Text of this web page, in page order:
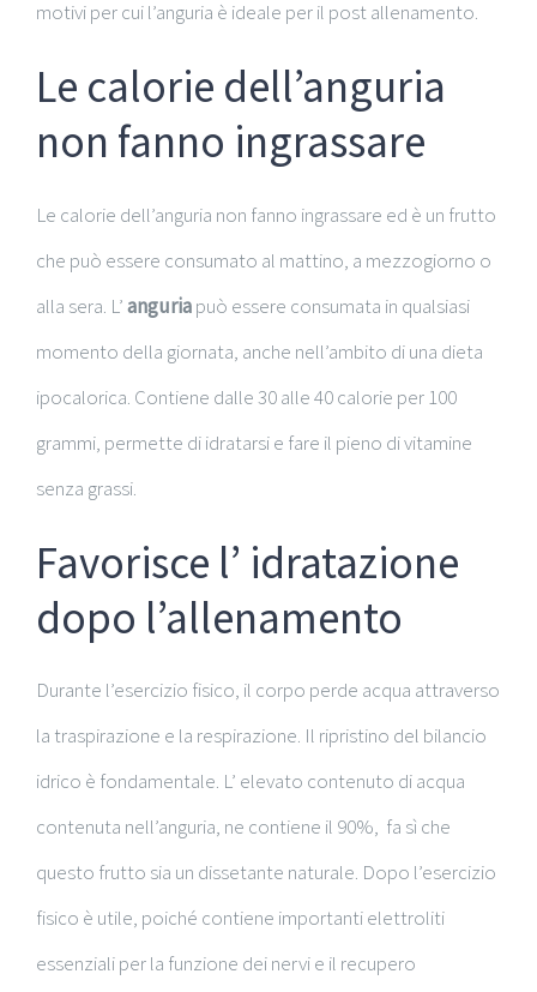
motivi per cui l’anguria è ideale per il post allenamento.
Le calorie dell’anguria
non fanno ingrassare
Le calorie dell’anguria non fanno ingrassare ed è un frutto
che può essere consumato al mattino, a mezzogiorno o
alla sera. L’anguriapuò essere consumata in qualsiasi
momento della giornata, anche nell’ambito di una dieta
ipocalorica. Contiene dalle 30 alle 40 calorie per 100
grammi, permette di idratarsi e fare il pieno di vitamine
senza grassi.
Favorisce l’ idratazione
dopo l’allenamento
Durante l’esercizio fisico, il corpo perde acqua attraverso
la traspirazione e la respirazione. Il ripristino del bilancio
idrico è fondamentale. L’ elevato contenuto di acqua
contenuta nell’anguria, ne contiene il 90%, fa sì che
questo frutto sia un dissetante naturale. Dopo l’esercizio
fisico è utile, poiché contiene importanti elettroliti
essenziali per la funzione dei nervi e il recupero